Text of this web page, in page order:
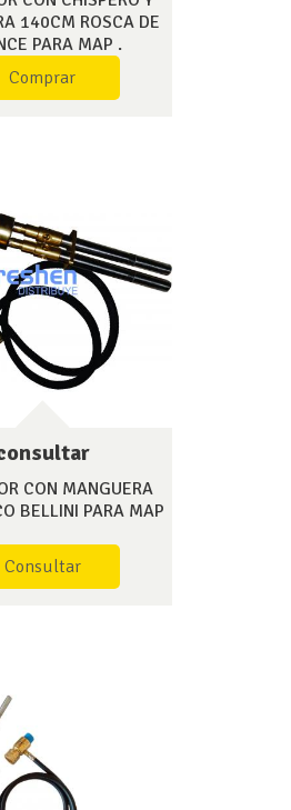
140CM ROSCA DE
PARA MAP .
Comprar
CON MANGUERA
BELLINI PARA MAP
Consultar